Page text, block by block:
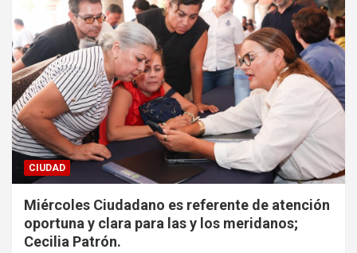
CIUDAD
Miércoles Ciudadano es referente de atención
oportuna y clara para las y los meridanos;
Cecilia Patrón.